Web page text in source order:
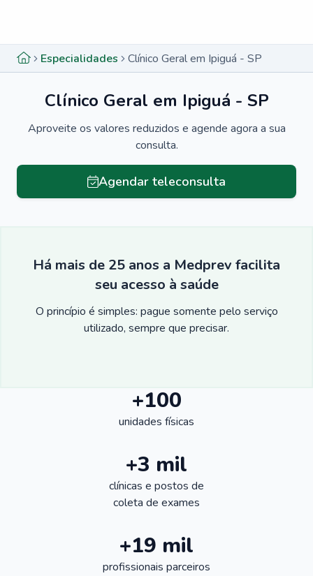
Especialidades Clínico Geral em Ipiguá - SP
Clínico Geral em Ipiguá - SP
Aproveite os valores reduzidos e agende agora a sua
consulta.
Agendar teleconsulta
Há mais de 25 anos a Medprev facilita
seu acesso à saúde
O princípio é simples: pague somente pelo serviço
utilizado, sempre que precisar.
+100
unidades físicas
+3 mil
clínicas e postos de
coleta de exames
+19 mil
profissionais parceiros